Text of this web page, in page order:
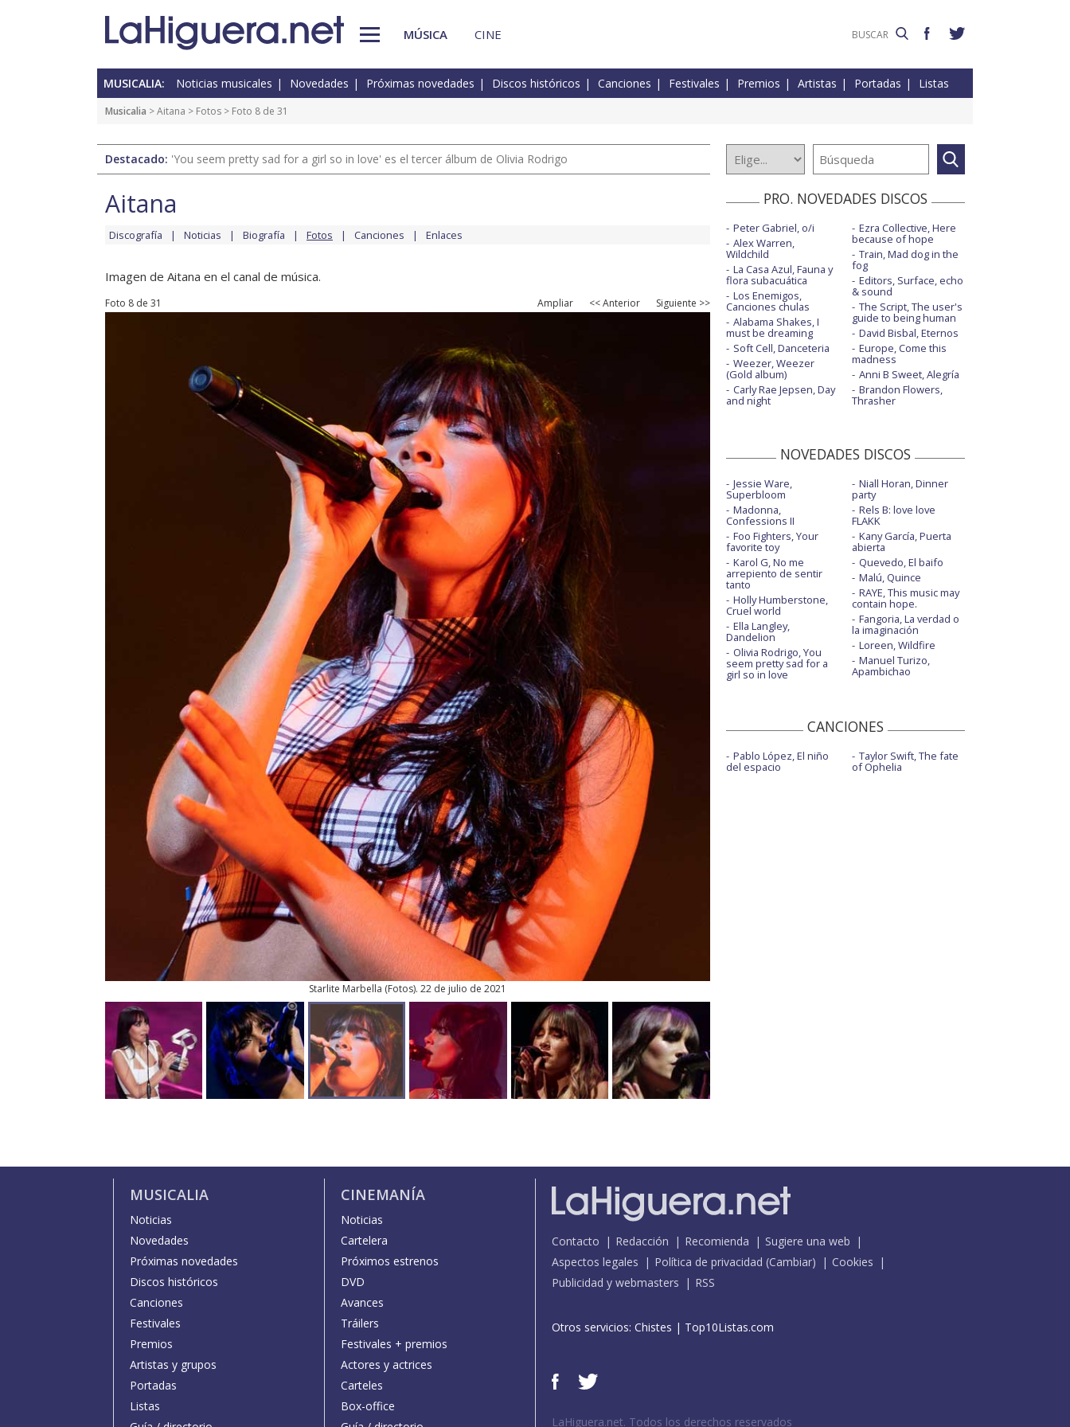
MÚSICA CINE
MUSICALIA: Noticias musicales Novedades Próximas novedades Discos históricos Canciones Festivales Premios Artistas Portadas Listas
Musicalia >Aitana > Fotos > Foto 8 de 31
Destacado: 'You seem pretty sad for a girl so in love' es el tercer álbum de Olivia Rodrigo
Aitana
Discografía Noticias Biografía Fotos Canciones Enlaces
Imagen de Aitana en el canal de música.
Foto 8 de 31 Ampliar << Anterior Siguiente >>
Starlite Marbella (Fotos). 22 de julio de 2021
PRO. NOVEDADES DISCOS
Peter Gabriel, o/i
Alex Warren,
Wildchild
La Casa Azul, Fauna y
flora subacuática
Los Enemigos,
Canciones chulas
Alabama Shakes, I
must be dreaming
Soft Cell, Danceteria
Weezer, Weezer
(Gold album)
Carly Rae Jepsen, Day
and night
Ezra Collective, Here
because of hope
Train, Mad dog in the
fog
Editors, Surface, echo
& sound
The Script, The user's
guide to being human
David Bisbal, Eternos
Europe, Come this
madness
Anni B Sweet, Alegría
Brandon Flowers,
Thrasher
NOVEDADES DISCOS
Jessie Ware,
Superbloom
Madonna,
Confessions II
Foo Fighters, Your
favorite toy
Karol G, No me
arrepiento de sentir
tanto
Holly Humberstone,
Cruel world
Ella Langley,
Dandelion
Olivia Rodrigo, You
seem pretty sad for a
girl so in love
Niall Horan, Dinner
party
Rels B: love love
FLAKK
Kany García, Puerta
abierta
Quevedo, El baifo
Malú, Quince
RAYE, This music may
contain hope.
Fangoria, La verdad o
la imaginación
Loreen, Wildfire
Manuel Turizo,
Apambichao
CANCIONES
Pablo López, El niño
del espacio
Taylor Swift, The fate
of Ophelia
MUSICALIA
Noticias
Novedades
Próximas novedades
Discos históricos
Canciones
Festivales
Premios
Artistas y grupos
Portadas
Listas
CINEMANÍA
Noticias
Cartelera
Próximos estrenos
DVD
Avances
Tráilers
Festivales + premios
Actores y actrices
Carteles
Box-office
Contacto Redacción Recomienda
Sugiere una web
Aspectos legales
Política de privacidad (Cambiar)
Cookies
Publicidad y webmasters
RSS
Otros servicios: Chistes | Top10Listas.com
LaHiguera.net. Todos los derechos reservados